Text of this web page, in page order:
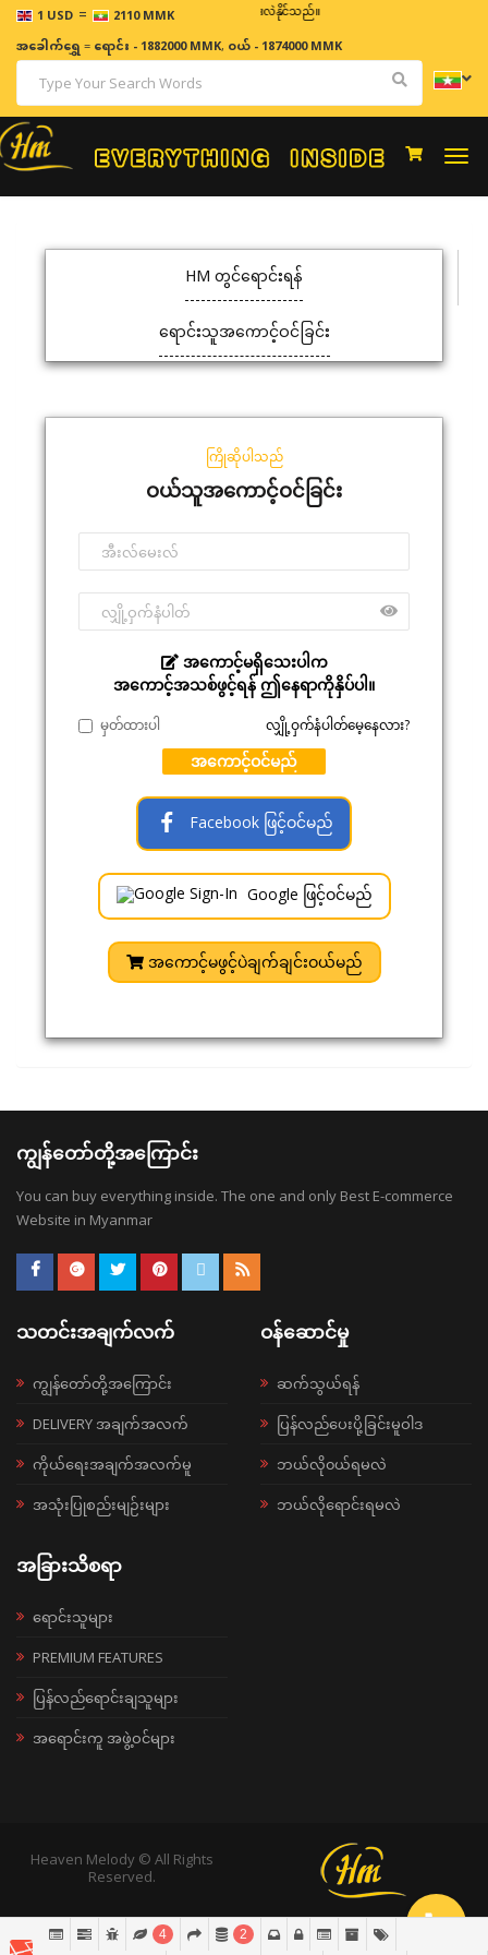
1 USD = 2110 MMK
ဈေးနှုန်းများသည် အချိန်နှင့် အမျှပြောင်းလဲနိုင်သည်။
အခေါက်ရွှေ=ရောင်း - 1882000 MMK, ဝယ် - 1874000 MMK
HM တွင်ရောင်းရန်
ရောင်းသူအကောင့်ဝင်ခြင်း
ကြိုဆိုပါသည်
ဝယ်သူအကောင့်ဝင်ခြင်း
အကောင့်မရှိသေးပါက
အကောင့်အသစ်ဖွင့်ရန် ဤနေရာကိုနှိပ်ပါ။
မှတ်ထားပါ လျှို့ဝှက်နံပါတ်မေ့နေလား?
အကောင့်ဝင်မည်
Facebook ဖြင့်ဝင်မည်
Google ဖြင့်ဝင်မည်
အကောင့်မဖွင့်ပဲချက်ချင်းဝယ်မည်
ကျွန်တော်တို့အကြောင်း
You can buy everything inside. The one and only Best E-commerce
Website in Myanmar
သတင်းအချက်လက်
ကျွန်တော်တို့အကြောင်း
DELIVERY အချက်အလက်
ကိုယ်ရေးအချက်အလက်မူ
အသုံးပြုစည်းမျဉ်းများ
ဝန်ဆောင်မှု
ဆက်သွယ်ရန်
ပြန်လည်ပေးပို့ခြင်းမူဝါဒ
ဘယ်လို၀ယ်ရမလဲ
ဘယ်လိုရောင်းရမလဲ
အခြားသိစရာ
ရောင်းသူများ
PREMIUM FEATURES
ပြန်လည်ရောင်းချသူများ
အရောင်းကူ အဖွဲ့ဝင်များ
Heaven Melody © All Rights
Reserved.
4 2